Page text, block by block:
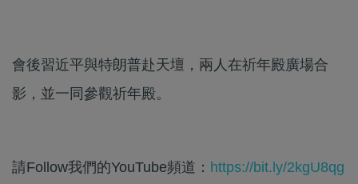
會後習近平與特朗普赴天壇，兩人在祈年殿廣場合
影，並一同參觀祈年殿。
請Follow我們的YouTube頻道： https://bit.ly/2kgU8qg